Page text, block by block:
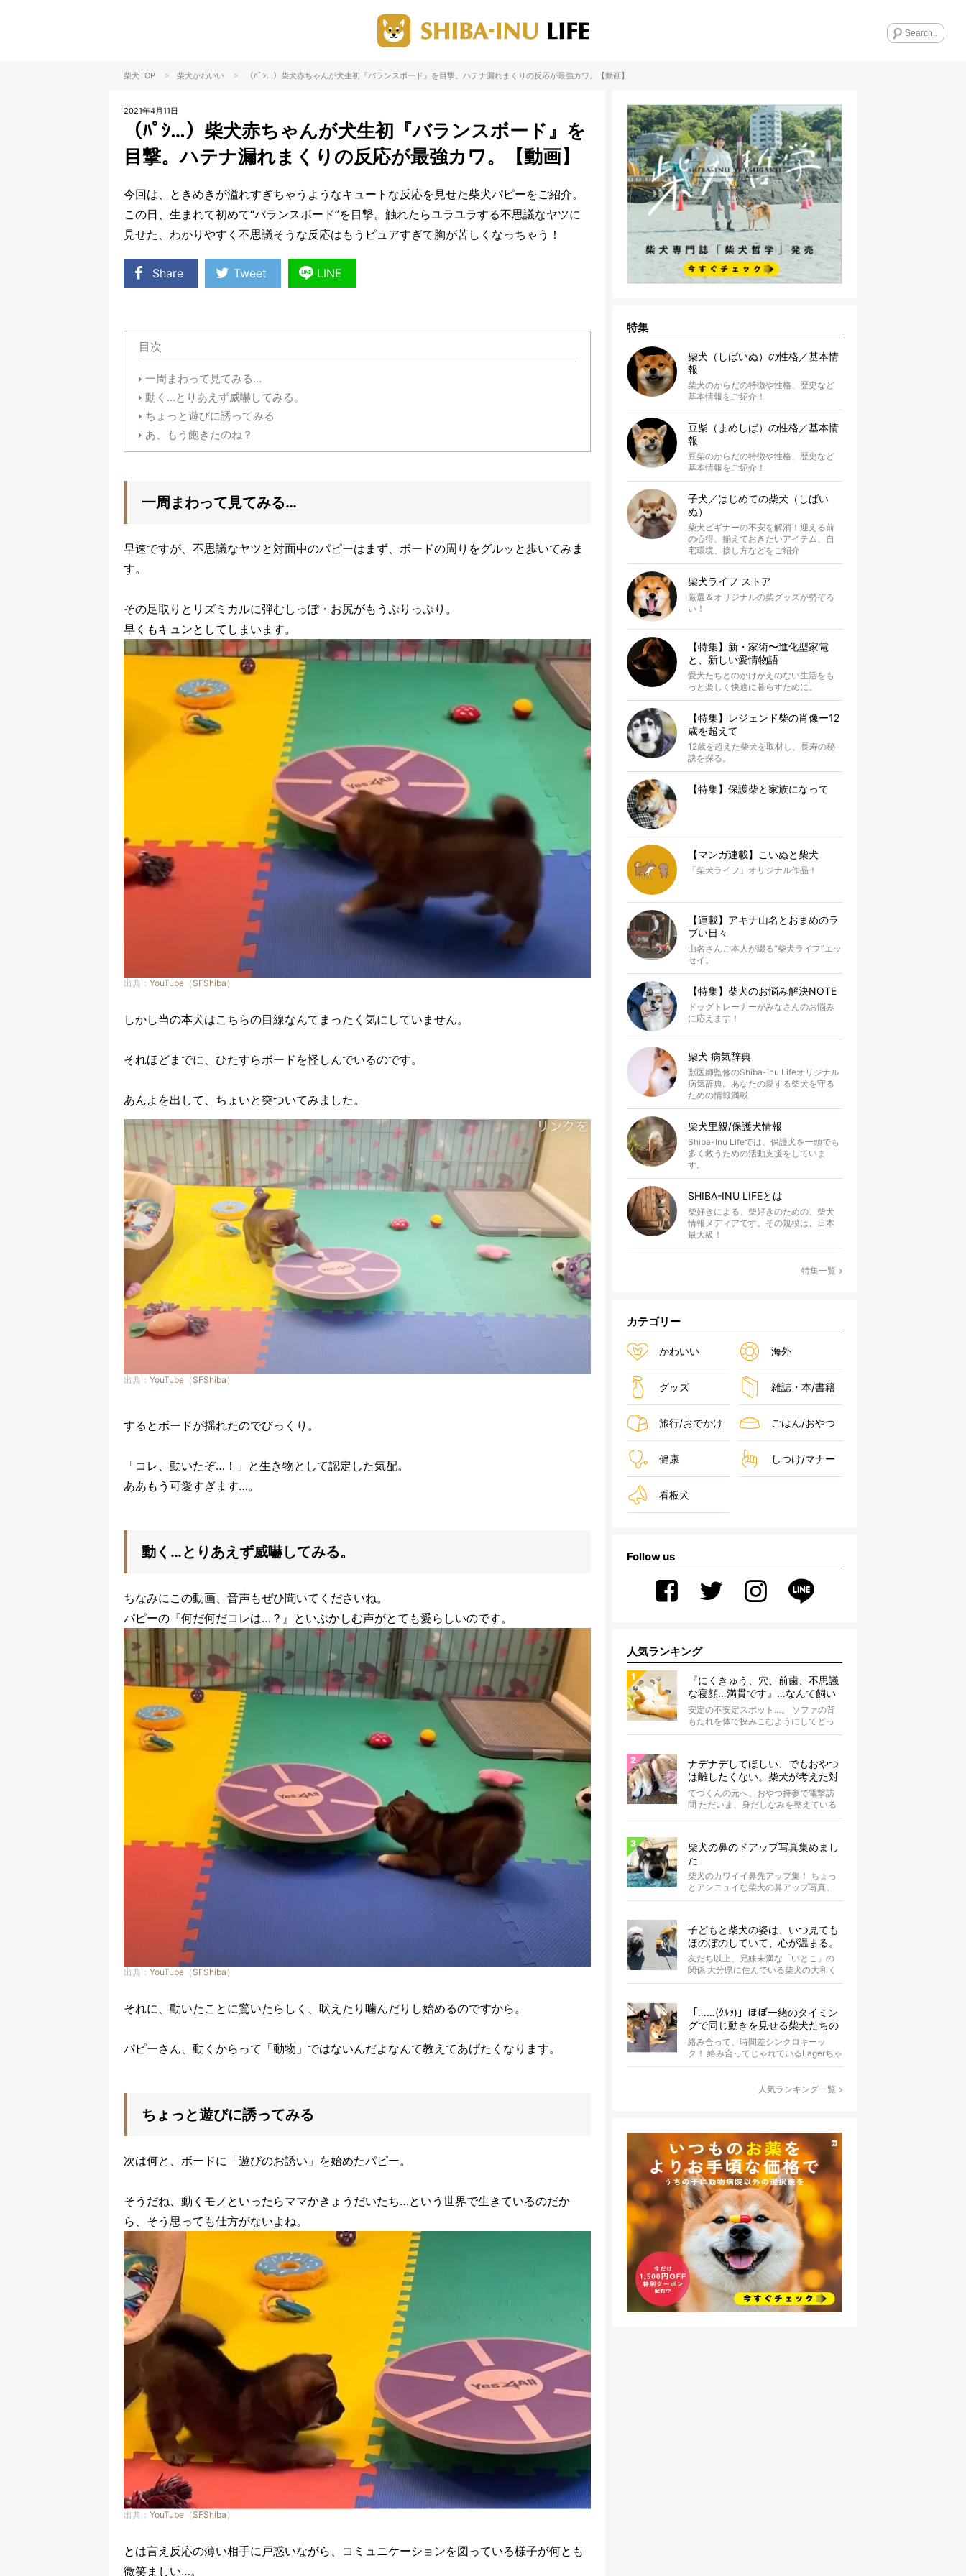
柴犬TOP > 柴犬かわいい > （ﾊﾟｼ…）柴犬赤ちゃんが犬生初『バランスボード』を目撃。ハテナ漏れまくりの反応が最強カワ。【動画】
2021年4月11日
（ﾊﾟｼ…）柴犬赤ちゃんが犬生初『バランスボード』を
目撃。ハテナ漏れまくりの反応が最強カワ。【動画】
今回は、ときめきが溢れすぎちゃうようなキュートな反応を見せた柴犬パピーをご紹介。
この日、生まれて初めて“バランスボード”を目撃。触れたらユラユラする不思議なヤツに
見せた、わかりやすく不思議そうな反応はもうピュアすぎて胸が苦しくなっちゃう！
Share Tweet LINE
目次
一周まわって見てみる…
動く…とりあえず威嚇してみる。
ちょっと遊びに誘ってみる
あ、もう飽きたのね？
一周まわって見てみる…
早速ですが、不思議なヤツと対面中のパピーはまず、ボードの周りをグルッと歩いてみま
す。
その足取りとリズミカルに弾むしっぽ・お尻がもうぷりっぷり。
早くもキュンとしてしまいます。
出典： YouTube（SFShiba）
しかし当の本犬はこちらの目線なんてまったく気にしていません。
それほどまでに、ひたすらボードを怪しんでいるのです。
あんよを出して、ちょいと突ついてみました。
出典： YouTube（SFShiba）
するとボードが揺れたのでびっくり。
「コレ、動いたぞ…！」と生き物として認定した気配。
ああもう可愛すぎます…。
動く…とりあえず威嚇してみる。
ちなみにこの動画、音声もぜひ聞いてくださいね。
パピーの『何だ何だコレは…？』といぶかしむ声がとても愛らしいのです。
出典： YouTube（SFShiba）
それに、動いたことに驚いたらしく、吠えたり噛んだりし始めるのですから。
パピーさん、動くからって「動物」ではないんだよなんて教えてあげたくなります。
ちょっと遊びに誘ってみる
次は何と、ボードに「遊びのお誘い」を始めたパピー。
そうだね、動くモノといったらママかきょうだいたち…という世界で生きているのだか
ら、そう思っても仕方がないよね。
出典： YouTube（SFShiba）
とは言え反応の薄い相手に戸惑いながら、コミュニケーションを図っている様子が何とも
微笑ましい…。
特集
柴犬（しばいぬ）の性格／基本情
報
柴犬のからだの特徴や性格、歴史など
基本情報をご紹介！
豆柴（まめしば）の性格／基本情
報
豆柴のからだの特徴や性格、歴史など
基本情報をご紹介！
子犬／はじめての柴犬（しばい
ぬ）
柴犬ビギナーの不安を解消！迎える前
の心得、揃えておきたいアイテム、自
宅環境、接し方などをご紹介
柴犬ライフ ストア
厳選＆オリジナルの柴グッズが勢ぞろ
い！
【特集】新・家術〜進化型家電
と、新しい愛情物語
愛犬たちとのかけがえのない生活をも
っと楽しく快適に暮らすために。
【特集】レジェンド柴の肖像ー12
歳を超えて
12歳を超えた柴犬を取材し、長寿の秘
訣を探る。
【特集】保護柴と家族になって
【マンガ連載】こいぬと柴犬
「柴犬ライフ」オリジナル作品！
【連載】アキナ山名とおまめのラ
ブい日々
山名さんご本人が綴る“柴犬ライフ”エッ
セイ。
【特集】柴犬のお悩み解決NOTE
ドッグトレーナーがみなさんのお悩み
に応えます！
柴犬 病気辞典
獣医師監修のShiba-Inu Lifeオリジナル
病気辞典。あなたの愛する柴犬を守る
ための情報満載
柴犬里親/保護犬情報
Shiba-Inu Lifeでは、保護犬を一頭でも
多く救うための活動支援をしていま
す。
SHIBA-INU LIFEとは
柴好きによる、柴好きのための、柴犬
情報メディアです。その規模は、日本
最大級！
特集一覧
カテゴリー
かわいい 海外
グッズ 雑誌・本/書籍
旅行/おでかけ ごはん/おやつ
健康 しつけ/マナー
看板犬
Follow us
人気ランキング
『にくきゅう、穴、前歯、不思議
な寝顔…満貫です』…なんて飼い
主さんを言わしめた柴犬の謎すぎ
る寝相がコチラです。
安定の不安定スポット…。 ソファの背
もたれを体で挟みこむようにしてどっ
かり。そしてだらーんと足を垂直に落
ナデナデしてほしい、でもおやつ
は離したくない。柴犬が考えた対
応策が、欲しがりさんすぎて笑え
る【動画】
てつくんの元へ、おやつ持参で電撃訪
問 ただいま、身だしなみを整えている
最中の柴犬てつくん。 そこへ、オーナ
柴犬の鼻のドアップ写真集めまし
た
柴犬のカワイイ鼻先アップ集！ ちょっ
とアンニュイな柴犬の鼻アップ写真。
何やら物思いにふけっているようで
子どもと柴犬の姿は、いつ見ても
ほのぼのしていて、心が温まる。
友だち以上、兄妹未満な「いとこ」の
関係 大分県に住んでいる柴犬の大和く
ん。Instagramにたびたび登場する...
「……(ｸﾙｯ)」ほぼ一緒のタイミン
グで同じ動きを見せる柴犬たちの
シンクロっぷりがなんだかスゴイ
絡み合って、時間差シンクロキーッ
ク！ 絡み合ってじゃれているLagerちゃ
んとaleちゃん。いったいどんな体勢...
人気ランキング一覧